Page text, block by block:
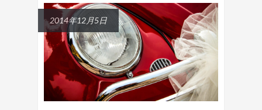
2014年12月5日